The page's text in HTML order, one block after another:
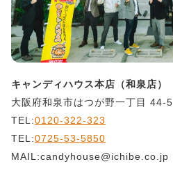
キャンディハウス本店（和泉店）
大阪府和泉市はつが野一丁目 44-5
TEL:0120-322-323
TEL:0725-53-5850
MAIL:candyhouse@ichibe.co.jp